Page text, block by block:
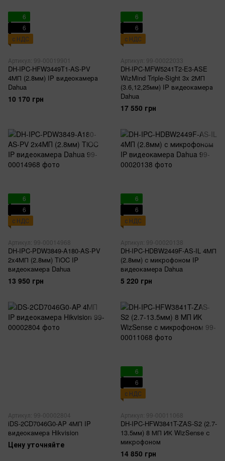
6
6
с НДС
Артикул: 99-00019901
DH-IPC-HFW3449T1-AS-PV
4МП (2.8мм) IP видеокамера
Dahua
10 170 грн
6
6
с НДС
Артикул: 99-00022033
DH-IPC-MFW5241T2-E3-ASE
WizMind Triple-Sight 3x 2МП
(3.6,12,25мм) IP видеокамера
Dahua
17 550 грн
6
6
с НДС
Артикул: 99-00014968
DH-IPC-PDW3849-A180-AS-PV
2x4МП (2.8мм) TiOC IP
видеокамера Dahua
13 950 грн
6
6
с НДС
Артикул: 99-00020138
DH-IPC-HDBW2449F-AS-IL 4МП
(2.8мм) с микрофоном IP
видеокамера Dahua
5 220 грн
Артикул: 99-00002804
iDS-2CD7046G0-AP 4МП IP
видеокамера Hikvision
Цену уточняйте
6
6
с НДС
Артикул: 99-00011068
DH-IPC-HFW3841T-ZAS-S2 (2.7-
13.5мм) 8 МП ИК WizSense с
микрофоном
14 850 грн